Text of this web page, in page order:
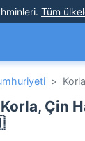
. Tüm
> Korla
Çin